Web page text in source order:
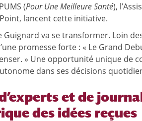
(Pour Une Meilleure Santé),
lancent cette initiative.
Guignard va se transformer. Loin
promesse forte : « Le Grand
» Une opportunité unique de
dans ses décisions
et de
des idées reçues